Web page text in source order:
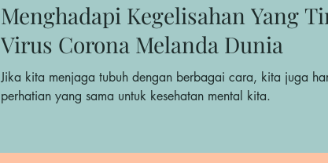
Menghadapi Kegelisahan Yang
Virus Corona Melanda Dunia
Jika kita menjaga tubuh dengan berbagai cara, kita juga
perhatian yang sama untuk kesehatan mental kita.